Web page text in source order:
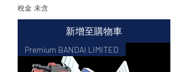
稅金 未含
新增至購物車
Premium BANDAI LIMITED